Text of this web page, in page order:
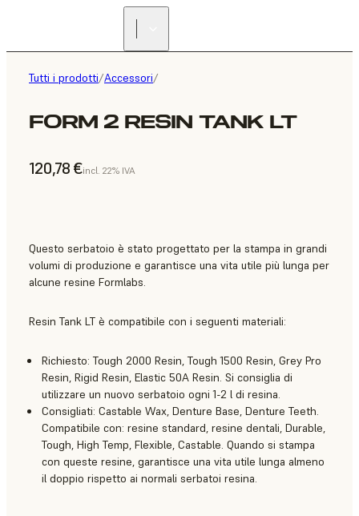
Tutti i prodotti/Accessori/
FORM 2 RESIN TANK LT
120,78 €incl. 22% IVA
Questo serbatoio è stato progettato per la stampa in grandi
volumi di produzione e garantisce una vita utile più lunga per
alcune resine Formlabs.
Resin Tank LT è compatibile con i seguenti materiali:
Richiesto: Tough 2000 Resin, Tough 1500 Resin, Grey Pro
Resin, Rigid Resin, Elastic 50A Resin. Si consiglia di
utilizzare un nuovo serbatoio ogni 1-2 l di resina.
Consigliati: Castable Wax, Denture Base, Denture Teeth.
Compatibile con: resine standard, resine dentali, Durable,
Tough, High Temp, Flexible, Castable. Quando si stampa
con queste resine, garantisce una vita utile lunga almeno
il doppio rispetto ai normali serbatoi resina.